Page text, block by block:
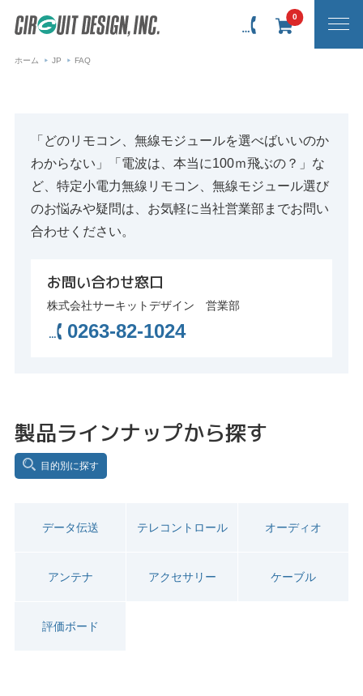
0
ホーム JP FAQ
「どのリモコン、無線モジュールを選べばいいのか
わからない」「電波は、本当に100ｍ飛ぶの？」な
ど、特定小電力無線リモコン、無線モジュール選び
のお悩みや疑問は、お気軽に当社営業部までお問い
合わせください。
お問い合わせ窓口
株式会社サーキットデザイン 営業部
0263-82-1024
製品ラインナップから探す
目的別に探す
データ伝送 テレコントロール オーディオ
アンテナ アクセサリー ケーブル
評価ボード